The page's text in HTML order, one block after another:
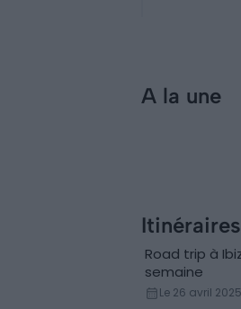
l'aventure
A la une
Itinéraires
Road trip à
semaine
Le 26 avril 2025